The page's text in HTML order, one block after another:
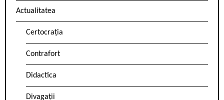
Actualitatea
Certocrația
Contrafort
Didactica
Divagații